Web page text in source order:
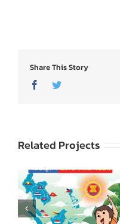
Share This Story
FacebookTwitter
Related Projects